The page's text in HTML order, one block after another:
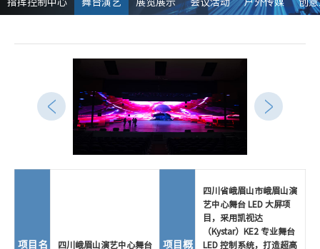
指挥控制中心 舞台演艺 展览展示 会议活动 户外传媒 创
项目名
四川峨眉山演艺中心舞台
项目概
四川省峨眉山市峨眉山演
艺中心舞台 LED 大屏项
目，采用凯视达
（Kystar）KE2 专业舞台
LED 控制系统，打造超高